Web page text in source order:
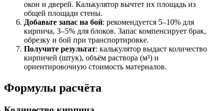
окон и дверей. Калькулятор вычтет их площадь из
общей площади стены.
Добавьте запас на бой: рекомендуется 5–10% для
кирпича, 3–5% для блоков. Запас компенсирует брак,
обрезку и бой при транспортировке.
Получите результат: калькулятор выдаст количество
кирпичей (штук), объём раствора (м³) и
ориентировочную стоимость материалов.
Формулы расчёта